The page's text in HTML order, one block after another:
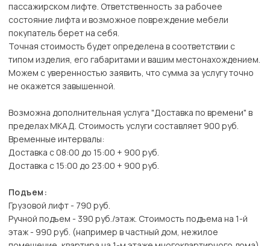
пассажирском лифте. Ответственность за рабочее
состояние лифта и возможное повреждение мебели
покупатель берет на себя.
Точная стоимость будет определена в соответствии с
типом изделия, его габаритами и вашим местонахождением.
Можем с уверенностью заявить, что сумма за услугу точно
не окажется завышенной.
Возможна дополнительная услуга "Доставка по времени" в
пределах МКАД. Стоимость услуги составляет 900 руб.
Временные интервалы:
Доставка с 08:00 до 15:00 + 900 руб.
Доставка с 15:00 до 23:00 + 900 руб.
Подъем:
Грузовой лифт - 790 руб.
Ручной подъем - 390 руб./этаж. Стоимость подъема на 1-й
этаж - 990 руб. (например в частный дом, нежилое